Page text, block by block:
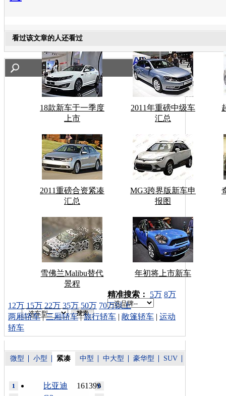
看过该文章的人还看过
18款新车于一季度
上市
2011年重磅中级车
汇总
2011重磅合资紧凑
汇总
MG3跨界版新车申
报图
雪佛兰Malibu替代
景程
年初将上市新车
车型搜索：
精准搜索： 5万 8万
12万 15万 22万 35万 50万 70万以上
两厢轿车|三厢轿车|旅行轿车 | 敞篷轿车 | 运动
轿车
微型 小型 紧凑 中型 中大型 豪华型 SUV
161399
比亚迪